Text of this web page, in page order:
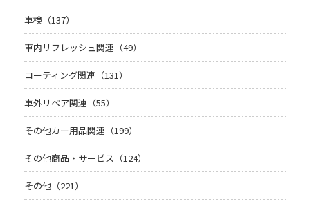
車検（137）
車内リフレッシュ関連（49）
コーティング関連（131）
車外リペア関連（55）
その他カー用品関連（199）
その他商品・サービス（124）
その他（221）